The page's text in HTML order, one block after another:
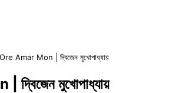
Amar Mon | দ্বিজেন মুখোপাধ্যায়
মুখোপাধ্যায়